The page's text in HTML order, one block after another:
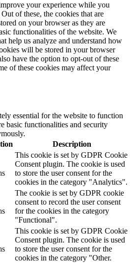
your experience while you
of these, the cookies that are
on your browser as they are
functionalities of the website. We
help us analyze and understand how
will be stored in your browser
have the option to opt-out of these
of these cookies may affect your
essential for the website to function
basic functionalities and security
Description
This cookie is set by GDPR Cookie
Consent plugin. The cookie is used
to store the user consent for the
cookies in the category "Analytics".
The cookie is set by GDPR cookie
consent to record the user consent
for the cookies in the category
"Functional".
This cookie is set by GDPR Cookie
Consent plugin. The cookie is used
to store the user consent for the
cookies in the category "Other.